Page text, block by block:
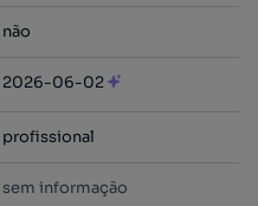
não
2026-06-02
profissional
sem informação